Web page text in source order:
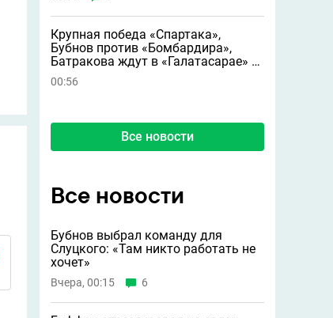
Крупная победа «Спартака»,
Бубнов против «Бомбардира»,
Батракова ждут в «Галатасарае» и
другие новости
00:56
Все новости
Все новости
Бубнов выбрал команду для
Слуцкого: «Там никто работать не
хочет»
Вчера, 00:15 6